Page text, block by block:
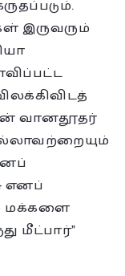
இருவரும்
வானதூதர்
எனப்
மக்களை
மீட்பார்”